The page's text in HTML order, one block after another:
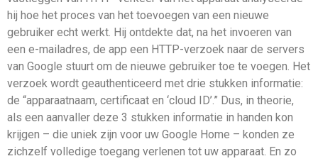
hij hoe het proces van het toevoegen van een nieuwe
gebruiker echt werkt. Hij ontdekte dat, na het invoeren van
een e-mailadres, de app een HTTP-verzoek naar de servers
van Google stuurt om de nieuwe gebruiker toe te voegen. Het
verzoek wordt geauthenticeerd met drie stukken informatie:
de “apparaatnaam, certificaat en ‘cloud ID’.” Dus, in theorie,
als een aanvaller deze 3 stukken informatie in handen kon
krijgen – die uniek zijn voor uw Google Home – konden ze
zichzelf volledige toegang verlenen tot uw apparaat. En zo